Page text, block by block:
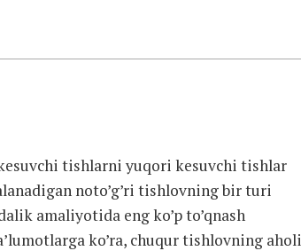
tishlarni yuqori kesuvchi tishlar
noto’g’ri tishlovning bir turi
amaliyotida eng ko’p to’qnash
ko’ra, chuqur tishlovning aholi